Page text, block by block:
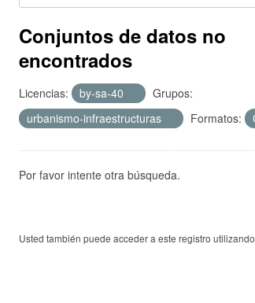
Conjuntos de datos no
encontrados
Licencias: by-sa-40
Grupos:
urbanismo-infraestructuras
Formatos:
Por favor intente otra búsqueda.
Usted también puede acceder a este registro